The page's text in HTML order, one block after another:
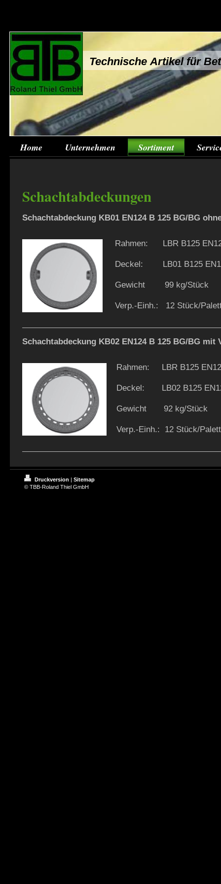
Technische Artikel für
Home Unternehmen Sortiment
Schachtabdeckungen
Schachtabdeckung KB01 EN124 B 125 BG/BG
Rahmen: LBR B125
Deckel: LB01 B125
Gewicht 99 kg/Stück
Verp.-Einh.: 12 Stück/
Schachtabdeckung KB02 EN124 B 125 BG/BG mit
Rahmen: LBR B125
Deckel: LB02 B125
Gewicht 92 kg/Stück
Verp.-Einh.: 12 Stück/
Druckversion | Sitemap
© TBB-Roland Thiel GmbH